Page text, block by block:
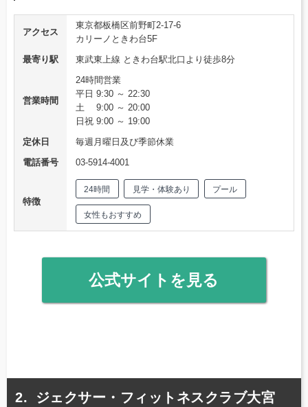
アクセス
東京都板橋区前野町2-17-6
カリーノときわ台5F
最寄り駅
東武東上線 ときわ台駅北口より徒歩8分
営業時間
24時間営業
平日 9:30 ～ 22:30
土 9:00 ～ 20:00
日祝 9:00 ～ 19:00
定休日
毎週月曜日及び季節休業
電話番号
03-5914-4001
特徴
24時間 見学・体験あり プール
女性もおすすめ
公式サイトを見る
ジェクサー・フィットネスクラブ大宮